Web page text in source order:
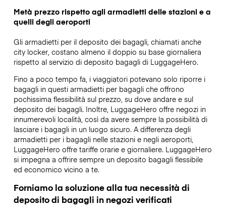
Metà prezzo rispetto agli armadietti delle stazioni e a
quelli degli aeroporti
Gli armadietti per il deposito dei bagagli, chiamati anche
city locker, costano almeno il doppio su base giornaliera
rispetto al servizio di deposito bagagli di LuggageHero.
Fino a poco tempo fa, i viaggiatori potevano solo riporre i
bagagli in questi armadietti per bagagli che offrono
pochissima flessibilità sul prezzo, su dove andare e sul
deposito dei bagagli. Inoltre, LuggageHero offre negozi in
innumerevoli località, così da avere sempre la possibilità di
lasciare i bagagli in un luogo sicuro. A differenza degli
armadietti per i bagagli nelle stazioni e negli aeroporti,
LuggageHero offre tariffe orarie e giornaliere. LuggageHero
si impegna a offrire sempre un deposito bagagli flessibile
ed economico vicino a te.
Forniamo la soluzione alla tua necessità di
deposito di bagagli in negozi verificati